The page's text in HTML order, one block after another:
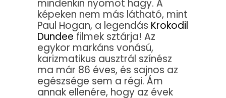
mindenkin nyomot hagy. A
képeken nem más látható, mint
Paul Hogan, a legendás Krokodil
Dundee filmek sztárja! Az
egykor markáns vonású,
karizmatikus ausztrál színész
ma már 86 éves, és sajnos az
egészsége sem a régi. Ám
annak ellenére, hogy az évek